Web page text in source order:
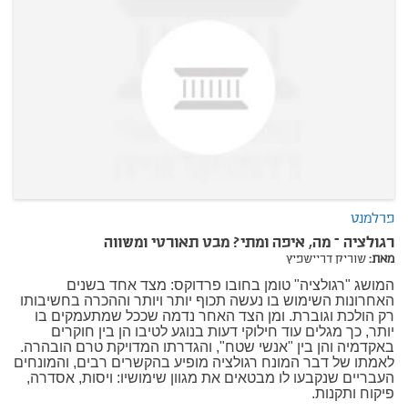
פרלמנט
רגולציה – מה, איפה ומתי? מבט תאורטי ומשווה
מאת:שוריק דריישפיץ
המושג "רגולציה" טומן בחובו פרדוקס: מצד אחד בשנים
האחרונות השימוש בו נעשה תכוף יותר ויותר וההכרה בחשיבותו
רק הולכת וגוברת. ומן הצד האחר נדמה שככל שמתעמקים בו
יותר, כך מגלים עוד חילוקי דעות בנוגע לטיבו הן בין חוקרים
באקדמיה והן בין "אנשי שטח", והגדרתו המדויקת טרם הובהרה.
לאמתו של דבר המונח רגולציה מופיע בהקשרים רבים, והמונחים
העבריים שנקבעו לו מבטאים את מגוון שימושיו: ויסות, אסדרה,
פיקוח ותקנות.